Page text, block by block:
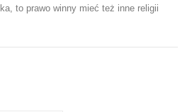
to prawo winny mieć też inne religii